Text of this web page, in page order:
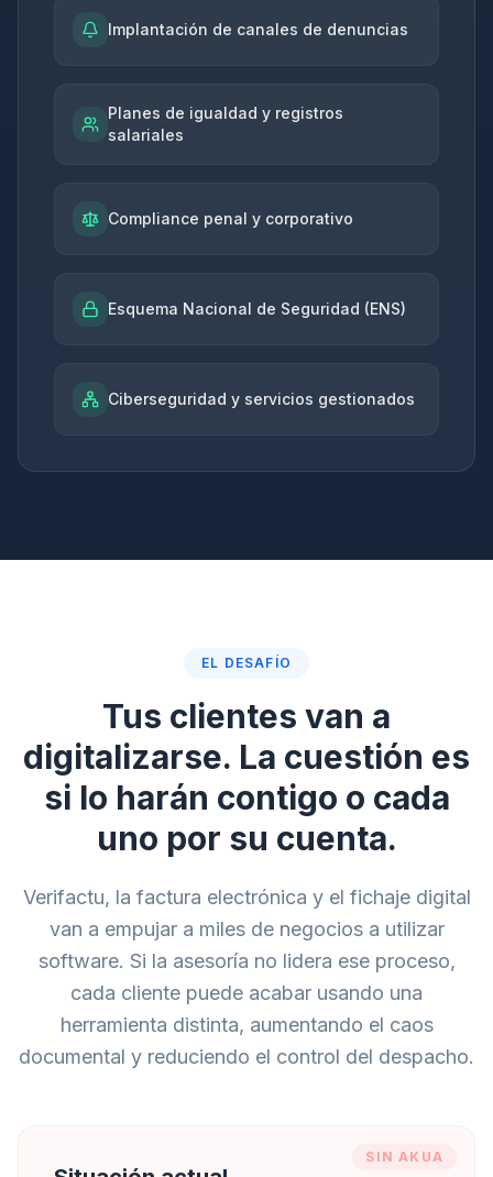
Implantación de canales de denuncias
Planes de igualdad y registros
salariales
Compliance penal y corporativo
Esquema Nacional de Seguridad (ENS)
Ciberseguridad y servicios gestionados
EL DESAFÍO
Tus clientes van a
digitalizarse. La cuestión es
si lo harán contigo o cada
uno por su cuenta.
Verifactu, la factura electrónica y el fichaje digital
van a empujar a miles de negocios a utilizar
software. Si la asesoría no lidera ese proceso,
cada cliente puede acabar usando una
herramienta distinta, aumentando el caos
documental y reduciendo el control del despacho.
SIN AKUA